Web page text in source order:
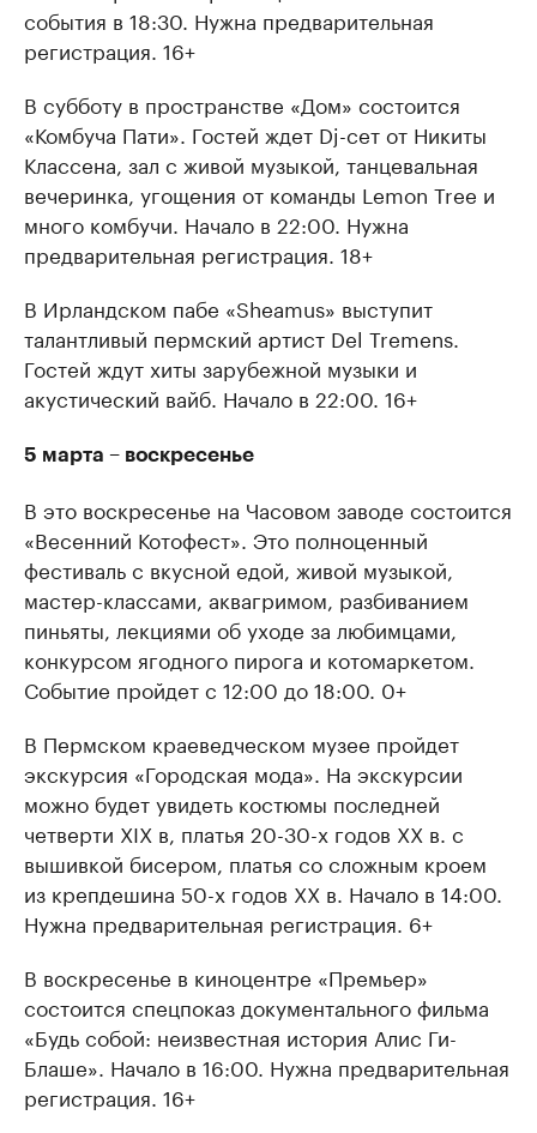
события в 18:30. Нужна предварительная
регистрация. 16+
В субботу в пространстве «Дом» состоится
«Комбуча Пати». Гостей ждет Dj-сет от Никиты
Классена, зал с живой музыкой, танцевальная
вечеринка, угощения от команды Lemon Tree и
много комбучи. Начало в 22:00. Нужна
предварительная регистрация. 18+
В Ирландском пабе «Sheamus» выступит
талантливый пермский артист Del Tremens.
Гостей ждут хиты зарубежной музыки и
акустический вайб. Начало в 22:00. 16+
5 марта – воскресенье
В это воскресенье на Часовом заводе состоится
«Весенний Котофест». Это полноценный
фестиваль с вкусной едой, живой музыкой,
мастер-классами, аквагримом, разбиванием
пиньяты, лекциями об уходе за любимцами,
конкурсом ягодного пирога и котомаркетом.
Событие пройдет с 12:00 до 18:00. 0+
В Пермском краеведческом музее пройдет
экскурсия «Городская мода». На экскурсии
можно будет увидеть костюмы последней
четверти XIX в, платья 20-30-х годов XX в. с
вышивкой бисером, платья со сложным кроем
из крепдешина 50-х годов XX в. Начало в 14:00.
Нужна предварительная регистрация. 6+
В воскресенье в киноцентре «Премьер»
состоится спецпоказ документального фильма
«Будь собой: неизвестная история Алис Ги-
Блаше». Начало в 16:00. Нужна предварительная
регистрация. 16+